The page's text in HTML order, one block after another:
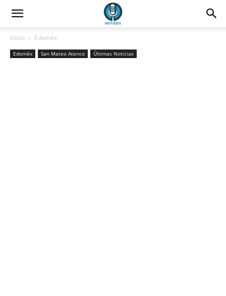
Inicio Edoméx
Edoméx San Mateo Atenco Últimas Noticias